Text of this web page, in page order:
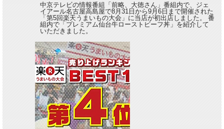
中京テレビの情報番組「前略、大徳さん」番組内で、ジェ
イアール名古屋高島屋で8月31日から9月6日まで開催された
「第5回楽天うまいもの大会」に当店が初出店しました。 番
組内で「プレミアム仙台牛ローストビーフ丼」を紹介して
いただきました。